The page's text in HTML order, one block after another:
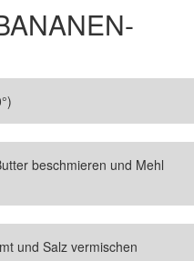
beschmieren und Mehl
und Salz vermischen